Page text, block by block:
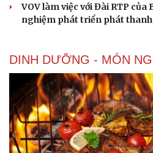
VOV làm việc với Đài RTP
nghiệm phát triển phát
DINH DƯỠNG - MÓN